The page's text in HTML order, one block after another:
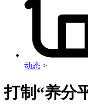
动态 >
打制“养分